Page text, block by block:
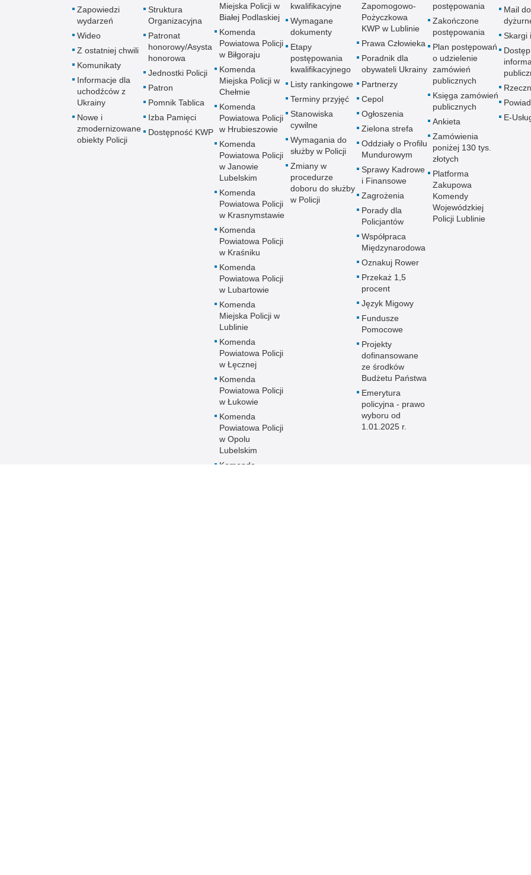
Zapowiedzi
wydarzeń
Wideo
Z ostatniej chwili
Komunikaty
Informacje dla
uchodźców z
Ukrainy
Nowe i
zmodernizowane
obiekty Policji
Struktura
Organizacyjna
Patronat
honorowy/Asysta
honorowa
Jednostki Policji
Patron
Pomnik Tablica
Izba Pamięci
Dostępność KWP
Miejska Policji w
Białej Podlaskiej
Komenda
Powiatowa Policji
w Biłgoraju
Komenda
Miejska Policji w
Chełmie
Komenda
Powiatowa Policji
w Hrubieszowie
Komenda
Powiatowa Policji
w Janowie
Lubelskim
Komenda
Powiatowa Policji
w Krasnymstawie
Komenda
Powiatowa Policji
w Kraśniku
Komenda
Powiatowa Policji
w Lubartowie
Komenda
Miejska Policji w
Lublinie
Komenda
Powiatowa Policji
w Łęcznej
Komenda
Powiatowa Policji
w Łukowie
Komenda
Powiatowa Policji
w Opolu
Lubelskim
Komenda
kwalifikacyjne
Wymagane
dokumenty
Etapy
postępowania
kwalifikacyjnego
Listy rankingowe
Terminy przyjęć
Stanowiska
cywilne
Wymagania do
służby w Policji
Zmiany w
procedurze
doboru do służby
w Policji
Zapomogowo-
Pożyczkowa
KWP w Lublinie
Prawa Człowieka
Poradnik dla
obywateli Ukrainy
Partnerzy
Cepol
Ogłoszenia
Zielona strefa
Oddziały o Profilu
Mundurowym
Sprawy Kadrowe
i Finansowe
Zagrożenia
Porady dla
Policjantów
Współpraca
Międzynarodowa
Oznakuj Rower
Przekaż 1,5
procent
Język Migowy
Fundusze
Pomocowe
Projekty
dofinansowane
ze środków
Budżetu Państwa
Emerytura
policyjna - prawo
wyboru od
1.01.2025 r.
postępowania
Zakończone
postępowania
Plan postępowań
o udzielenie
zamówień
publicznych
Księga zamówień
publicznych
Ankieta
Zamówienia
poniżej 130 tys.
złotych
Platforma
Zakupowa
Komendy
Wojewódzkiej
Policji Lublinie
Mail do
Skargi
E-